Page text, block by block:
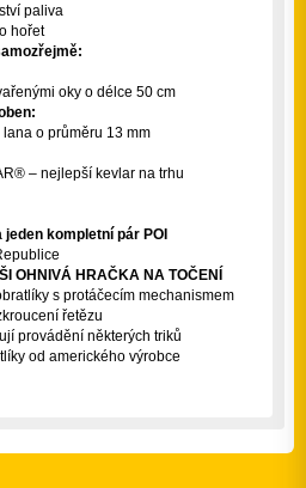
paliva
hořet
oky o délce 50 cm
o průměru 13 mm
– nejlepší kevlar na trhu
kompletní pár POI
OHNIVÁ HRAČKA NA TOČENÍ
s protáčecím mechanismem
řetězu
provádění některých triků
od amerického výrobce